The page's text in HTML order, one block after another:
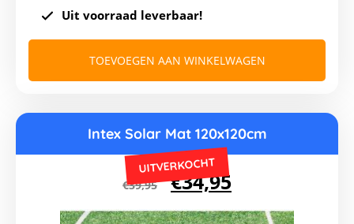
Uit voorraad leverbaar!
TOEVOEGEN AAN WINKELWAGEN
Intex Solar Mat 120x120cm
€39,95
Oorspronkelijke
prijs
€34,95Huidige
prijs
UITVERKOCHT